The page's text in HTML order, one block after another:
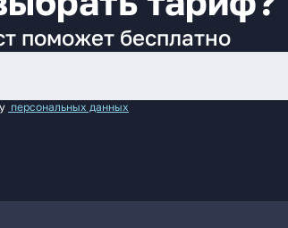
поможет бесплатно
персональных данных